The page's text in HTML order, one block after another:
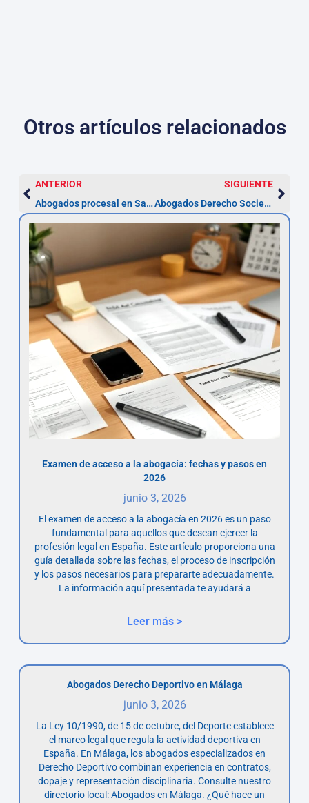
Otros artículos relacionados
ANTERIOR
Abogados procesal en Sabadell: consulta urgente (7 días)
SIGUIENTE
Abogados Derecho Societario Sabadell — Constitución y plazos
Examen de acceso a la abogacía: fechas y pasos en
2026
junio 3, 2026
El examen de acceso a la abogacía en 2026 es un paso
fundamental para aquellos que desean ejercer la
profesión legal en España. Este artículo proporciona una
guía detallada sobre las fechas, el proceso de inscripción
y los pasos necesarios para prepararte adecuadamente.
La información aquí presentada te ayudará a
Leer más >
Abogados Derecho Deportivo en Málaga
junio 3, 2026
La Ley 10/1990, de 15 de octubre, del Deporte establece
el marco legal que regula la actividad deportiva en
España. En Málaga, los abogados especializados en
Derecho Deportivo combinan experiencia en contratos,
dopaje y representación disciplinaria. Consulte nuestro
directorio local: Abogados en Málaga. ¿Qué hace un